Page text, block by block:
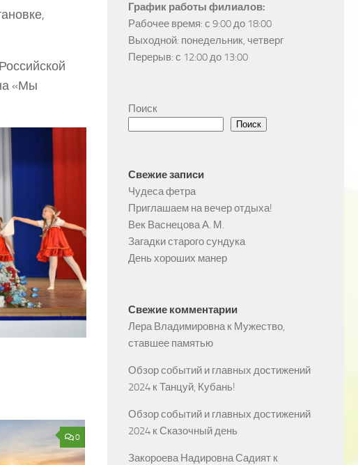
«Мы
0
График работы филиалов:
Рабочее время: с 9:00 до 18:00
Выходной: понедельник, четверг
Перерыв: с 12:00 до 13:00
Поиск
Поиск
Свежие записи
Чудеса фетра
Приглашаем на вечер отдыха!
Век Васнецова А. М.
Загадки старого сундука
День хороших манер
Свежие комментарии
Лера Владимировнак Мужество,
ставшее памятью
Обзор событий и главных достижений
2024 кТанцуй, Кубань!
Обзор событий и главных достижений
2024 кСказочный день
Закороева Надировна Садият к